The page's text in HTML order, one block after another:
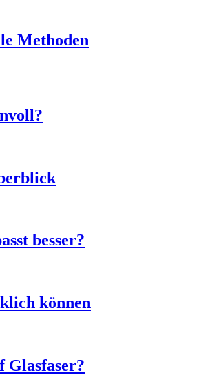
Methoden
besser?
können
Glasfaser?